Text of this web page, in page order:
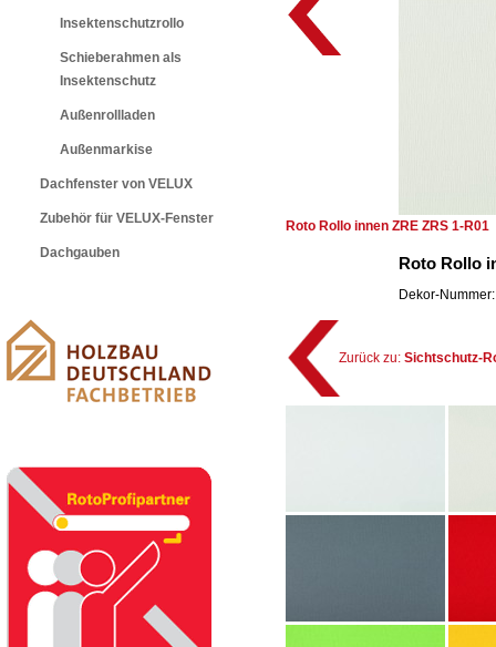
Insektenschutzrollo
Schieberahmen als
Insektenschutz
Außenrollladen
Außenmarkise
Dachfenster von VELUX
Zubehör für VELUX-Fenster
Dachgauben
Roto Rollo innen ZRE ZRS 1-R01
Roto Rollo
Dekor-
Zurück zu: Sichtschutz-